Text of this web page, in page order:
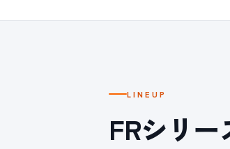
LINEUP
FRシリ